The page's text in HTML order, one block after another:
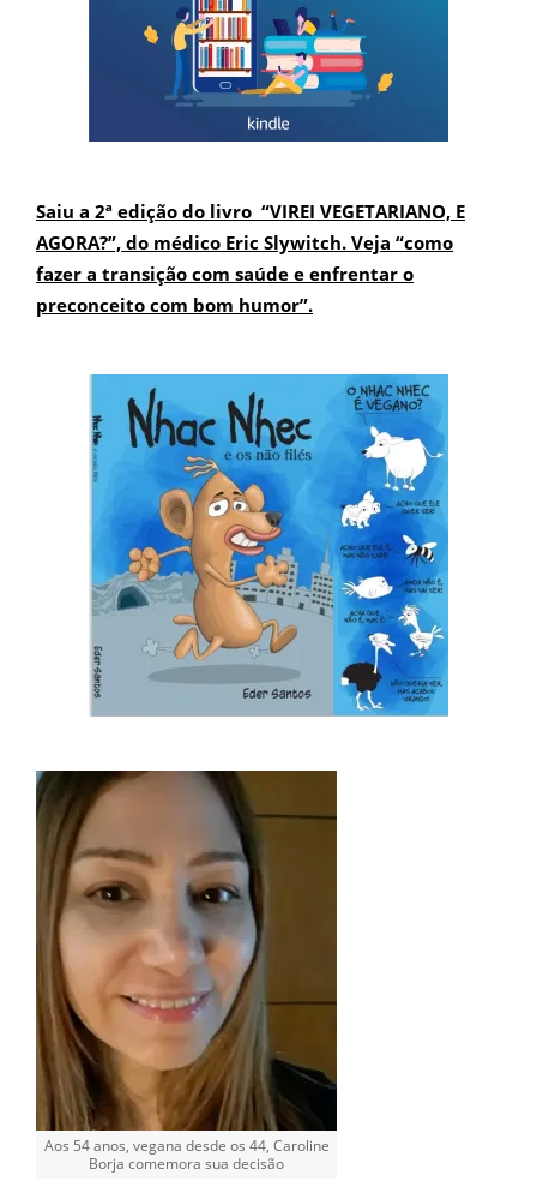
Saiu a 2ª edição do livro “VIREI VEGETARIANO, E
AGORA?”, do médico Eric Slywitch. Veja “como
fazer a transição com saúde e enfrentar o
preconceito com bom humor”.
Aos 54 anos, vegana desde os 44, Caroline
Borja comemora sua decisão